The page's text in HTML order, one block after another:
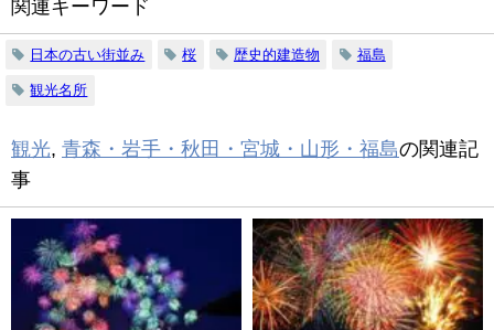
関連キーワード
日本の古い街並み 桜 歴史的建造物 福島
観光名所
観光, 青森・岩手・秋田・宮城・山形・福島の関連記
事